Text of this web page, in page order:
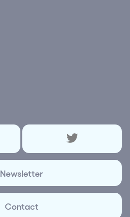
Newsletter
Contact